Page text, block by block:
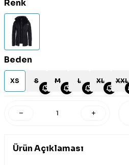
Renk
Beden
XS S M L XL XXL
Ürün Açıklaması